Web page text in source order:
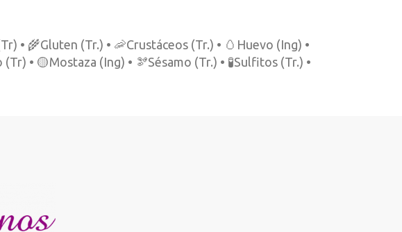
• 🌾Gluten (Tr.) • 🦐Crustáceos (Tr.) • 🥚Huevo (Ing) •
• 🟡Mostaza (Ing) • 🫘Sésamo (Tr.) • 🧪Sulfitos (Tr.) •